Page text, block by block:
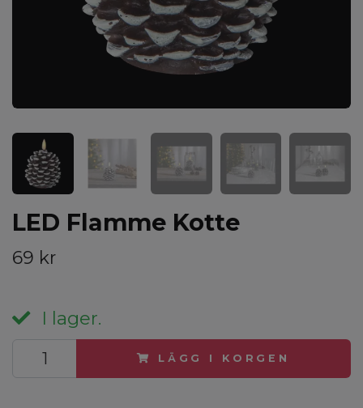
LED Flamme Kotte
69 kr
I lager.
LÄGG I KORGEN